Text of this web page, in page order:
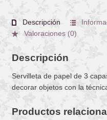
Descripción
Valoraciones (0)
Descripción
Servilleta de papel de 3
decorar objetos con la
Productos